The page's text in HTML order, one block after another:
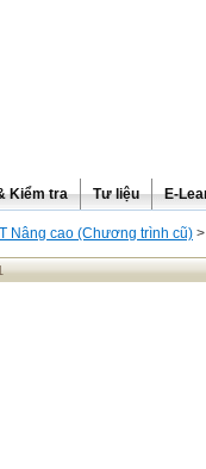
Kiểm tra Tư liệu E-
Nâng cao (Chương trình cũ)